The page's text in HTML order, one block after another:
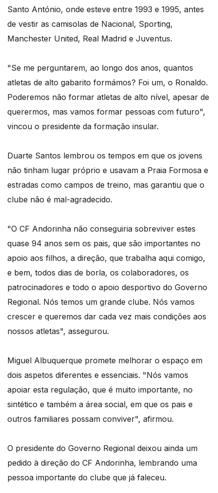
Santo António, onde esteve entre 1993 e 1995, antes
de vestir as camisolas de Nacional, Sporting,
Manchester United, Real Madrid e Juventus.
"Se me perguntarem, ao longo dos anos, quantos
atletas de alto gabarito formámos? Foi um, o Ronaldo.
Poderemos não formar atletas de alto nível, apesar de
querermos, mas vamos formar pessoas com futuro",
vincou o presidente da formação insular.
Duarte Santos lembrou os tempos em que os jovens
não tinham lugar próprio e usavam a Praia Formosa e
estradas como campos de treino, mas garantiu que o
clube não é mal-agradecido.
"O CF Andorinha não conseguiria sobreviver estes
quase 94 anos sem os pais, que são importantes no
apoio aos filhos, a direção, que trabalha aqui comigo,
e bem, todos dias de borla, os colaboradores, os
patrocinadores e todo o apoio desportivo do Governo
Regional. Nós temos um grande clube. Nós vamos
crescer e queremos dar cada vez mais condições aos
nossos atletas", assegurou.
Miguel Albuquerque promete melhorar o espaço em
dois aspetos diferentes e essenciais. "Nós vamos
apoiar esta regulação, que é muito importante, no
sintético e também a área social, em que os pais e
outros familiares possam conviver", afirmou.
O presidente do Governo Regional deixou ainda um
pedido à direção do CF Andorinha, lembrando uma
pessoa importante do clube que já faleceu.